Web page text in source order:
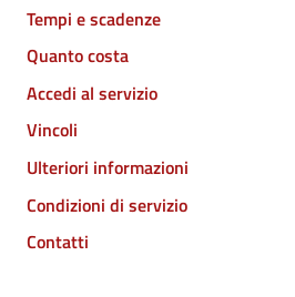
Tempi e scadenze
Quanto costa
Accedi al servizio
Vincoli
Ulteriori informazioni
Condizioni di servizio
Contatti